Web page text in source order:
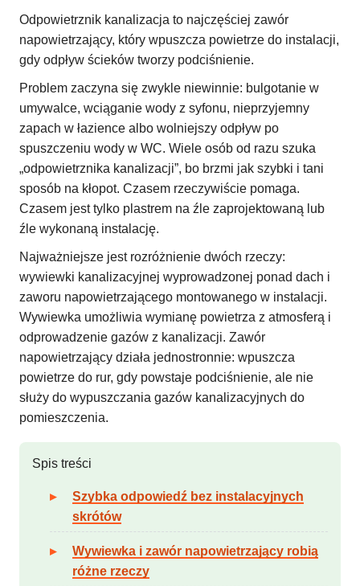
Odpowietrznik kanalizacja to najczęściej zawór
napowietrzający, który wpuszcza powietrze do instalacji,
gdy odpływ ścieków tworzy podciśnienie.
Problem zaczyna się zwykle niewinnie: bulgotanie w
umywalce, wciąganie wody z syfonu, nieprzyjemny
zapach w łazience albo wolniejszy odpływ po
spuszczeniu wody w WC. Wiele osób od razu szuka
„odpowietrznika kanalizacji”, bo brzmi jak szybki i tani
sposób na kłopot. Czasem rzeczywiście pomaga.
Czasem jest tylko plastrem na źle zaprojektowaną lub
źle wykonaną instalację.
Najważniejsze jest rozróżnienie dwóch rzeczy:
wywiewki kanalizacyjnej wyprowadzonej ponad dach i
zaworu napowietrzającego montowanego w instalacji.
Wywiewka umożliwia wymianę powietrza z atmosferą i
odprowadzenie gazów z kanalizacji. Zawór
napowietrzający działa jednostronnie: wpuszcza
powietrze do rur, gdy powstaje podciśnienie, ale nie
służy do wypuszczania gazów kanalizacyjnych do
pomieszczenia.
Spis treści
Szybka odpowiedź bez instalacyjnych
skrótów
Wywiewka i zawór napowietrzający robią
różne rzeczy